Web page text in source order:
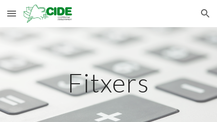
Skip to main content Skip to navigation
Fitxers